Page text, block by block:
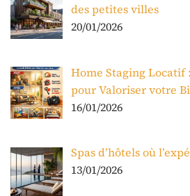
des petites villes
20/01/2026
Home Staging Locatif
pour Valoriser votre
16/01/2026
Spas d’hôtels où
13/01/2026